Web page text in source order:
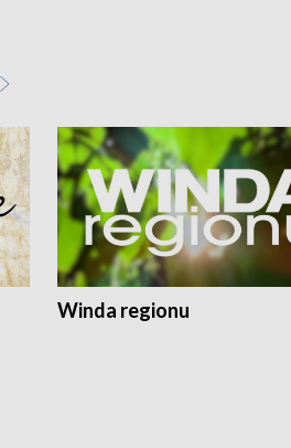
Winda regionu